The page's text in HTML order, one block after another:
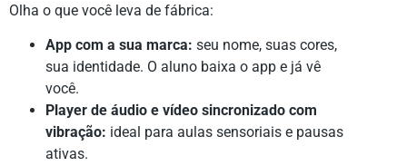
Olha o que você leva de fábrica:
App com a sua marca: seu nome, suas cores,
sua identidade. O aluno baixa o app e já vê
você.
Player de áudio e vídeo sincronizado com
vibração: ideal para aulas sensoriais e pausas
ativas.